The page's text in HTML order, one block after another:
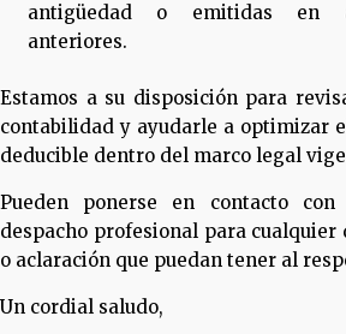
antigüedad o emitidas en
anteriores.
Estamos a su disposición para
contabilidad y ayudarle a optimizar
deducible dentro del marco legal
Pueden ponerse en contacto con
despacho profesional para cualquier
o aclaración que puedan tener al
Un cordial saludo,